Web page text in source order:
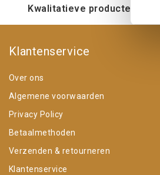
Kwalitatieve producten
Klantenservice
Over ons
Algemene voorwaarden
Privacy Policy
Betaalmethoden
Verzenden & retourneren
Klantenservice